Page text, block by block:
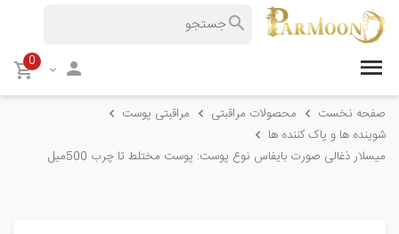
0
صفحه نخست محصولات مراقبتی
مراقبتی پوست
شوینده ها و پاک کننده ها
میسلار ذغالی صورت بایفاس نوع پوست: پوست مختلط تا چرب 500میل